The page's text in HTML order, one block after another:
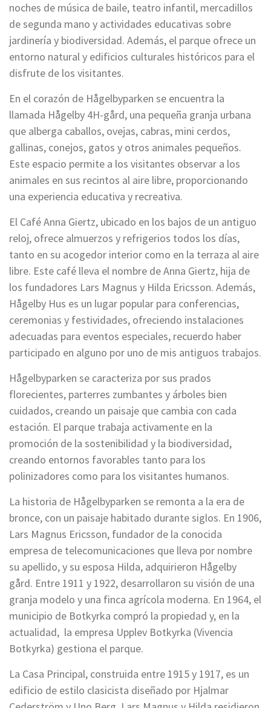
noches de música de baile, teatro infantil, mercadillos
de segunda mano y actividades educativas sobre
jardinería y biodiversidad. Además, el parque ofrece un
entorno natural y edificios culturales históricos para el
disfrute de los visitantes.
En el corazón de Hågelbyparken se encuentra la
llamada Hågelby 4H-gård, una pequeña granja urbana
que alberga caballos, ovejas, cabras, mini cerdos,
gallinas, conejos, gatos y otros animales pequeños.
Este espacio permite a los visitantes observar a los
animales en sus recintos al aire libre, proporcionando
una experiencia educativa y recreativa.
El Café Anna Giertz, ubicado en los bajos de un antiguo
reloj, ofrece almuerzos y refrigerios todos los días,
tanto en su acogedor interior como en la terraza al aire
libre. Este café lleva el nombre de Anna Giertz, hija de
los fundadores Lars Magnus y Hilda Ericsson. Además,
Hågelby Hus es un lugar popular para conferencias,
ceremonias y festividades, ofreciendo instalaciones
adecuadas para eventos especiales, recuerdo haber
participado en alguno por uno de mis antiguos trabajos.
Hågelbyparken se caracteriza por sus prados
florecientes, parterres zumbantes y árboles bien
cuidados, creando un paisaje que cambia con cada
estación. El parque trabaja activamente en la
promoción de la sostenibilidad y la biodiversidad,
creando entornos favorables tanto para los
polinizadores como para los visitantes humanos.
La historia de Hågelbyparken se remonta a la era de
bronce, con un paisaje habitado durante siglos. En 1906,
Lars Magnus Ericsson, fundador de la conocida
empresa de telecomunicaciones que lleva por nombre
su apellido, y su esposa Hilda, adquirieron Hågelby
gård. Entre 1911 y 1922, desarrollaron su visión de una
granja modelo y una finca agrícola moderna. En 1964, el
municipio de Botkyrka compró la propiedad y, en la
actualidad, la empresa Upplev Botkyrka (Vivencia
Botkyrka) gestiona el parque.
La Casa Principal, construida entre 1915 y 1917, es un
edificio de estilo clasicista diseñado por Hjalmar